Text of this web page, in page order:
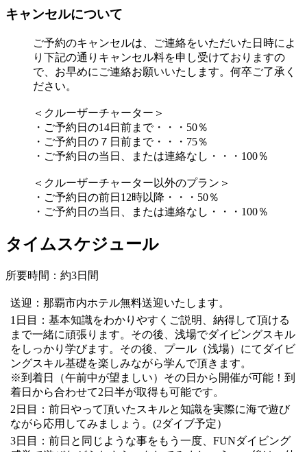
キャンセルについて
ご予約のキャンセルは、ご連絡をいただいた日時によ
り下記の通りキャンセル料を申し受けておりますの
で、お早めにご連絡お願いいたします。何卒ご了承く
ださい。
＜クルーザーチャーター＞
・ご予約日の14日前まで・・・50％
・ご予約日の７日前まで・・・75％
・ご予約日の当日、または連絡なし・・・100％
＜クルーザーチャーター以外のプラン＞
・ご予約日の前日12時以降・・・50％
・ご予約日の当日、または連絡なし・・・100％
タイムスケジュール
所要時間：約3日間
送迎：那覇市内ホテル無料送迎いたします。
1日目：基本知識をわかりやすくご説明、納得して頂ける
まで一緒に頑張ります。その後、浅場でダイビングスキル
をしっかり学びます。その後、プール（浅場）にてダイビ
ングスキル基礎を楽しみながら学んで頂きます。
※到着日（午前中が望ましい）その日から開催が可能！到
着日から合わせて2日半が取得も可能です。
2日目：前日やって頂いたスキルと知識を実際に海で遊び
ながら応用してみましょう。(2ダイブ予定）
3日目：前日と同じような事をもう一度、FUNダイビング